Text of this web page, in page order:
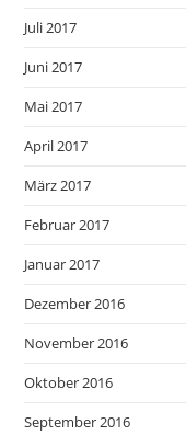
Juli 2017
Juni 2017
Mai 2017
April 2017
März 2017
Februar 2017
Januar 2017
Dezember 2016
November 2016
Oktober 2016
September 2016